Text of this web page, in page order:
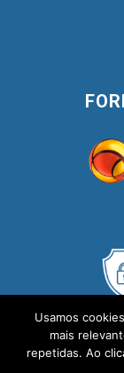
Usamos
mais
repetidas. Ao